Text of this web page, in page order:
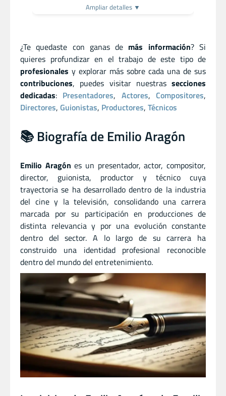
Ampliar detalles ▼
¿Te quedaste con ganas de más información? Si
quieres profundizar en el trabajo de este tipo de
profesionales y explorar más sobre cada una de sus
contribuciones, puedes visitar nuestras secciones
dedicadas: Presentadores, Actores,Compositores,
Directores, Guionistas, Productores, Técnicos
📚 Biografía de Emilio Aragón
Emilio Aragón es un presentador,actor,compositor,
director, guionista, productor y técnico cuya
trayectoria se ha desarrollado dentro de la industria
del cine y la televisión, consolidando una carrera
marcada por su participación en producciones de
distinta relevancia y por una evolución constante
dentro del sector. A lo largo de su carrera ha
construido una identidad profesional reconocible
dentro del mundo del entretenimiento.